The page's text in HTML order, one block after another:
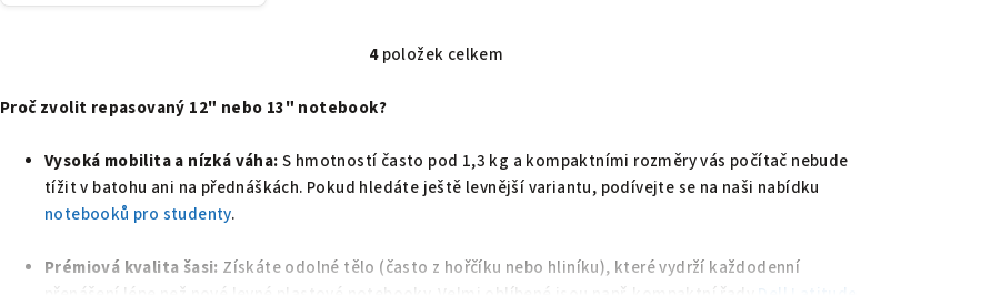
O
á
d
c
4položek celkem
Proč zvolit repasovaný 12" nebo 13" notebook?
Vysoká mobilita a nízká váha:S hmotností často pod 1,3 kg a kompaktními rozměry vás počítač nebude
tížit v batohu ani na přednáškách. Pokud hledáte ještě levnější variantu, podívejte se na naši nabídku
notebooků pro studenty.
Prémiová kvalita šasi: Získáte odolné tělo (často z hořčíku nebo hliníku), které vydrží každodenní